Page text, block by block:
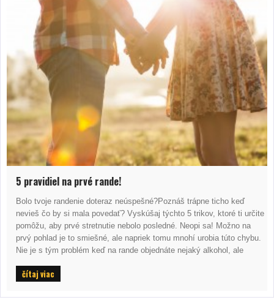
5 pravidiel na prvé rande!
Bolo tvoje randenie doteraz neúspešné?Poznáš trápne ticho keď
nevieš čo by si mala povedať? Vyskúšaj týchto 5 trikov, ktoré ti určite
pomôžu, aby prvé stretnutie nebolo posledné. Neopi sa! Možno na
prvý pohlad je to smiešné, ale napriek tomu mnohí urobia túto chybu.
Nie je s tým problém keď na rande objednáte nejaký alkohol, ale
čítaj viac